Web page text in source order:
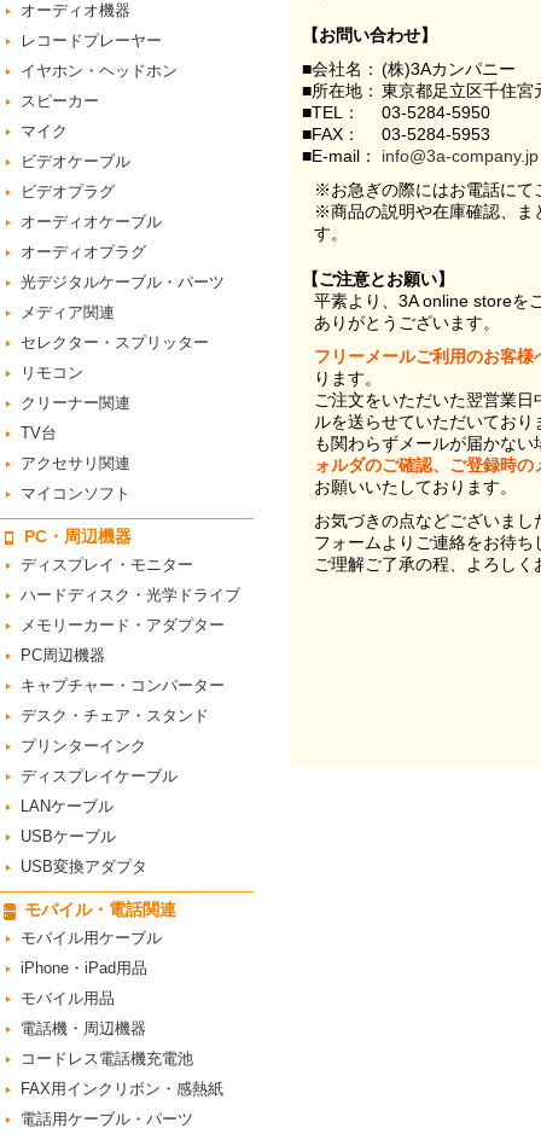
【お問い合わせ】
■会社名： (株)3Aカンパニー
■所在地： 東京都足立区千住
■TEL：
03-5284-5950
■FAX：
03-5284-5953
■E-mail：
info@3a-company.jp
※お急ぎの際にはお電話にて
※商品の説明や在庫確認、ま
す。
【ご注意とお願い】
平素より、3A online storeを
ありがとうございます。
フリーメールご利用のお客様
ります。
ご注文をいただいた翌営業
ルを送らせていただいてお
も関わらずメールが届かない
ォルダのご確認、ご登録時
お願いいたしております。
お気づきの点などございま
フォームよりご連絡をお待ち
ご理解ご了承の程、よろし
オーディオ機器
レコードプレーヤー
イヤホン・ヘッドホン
スピーカー
マイク
ビデオケーブル
ビデオプラグ
オーディオケーブル
オーディオプラグ
光デジタルケーブル・パーツ
メディア関連
セレクター・スプリッター
リモコン
クリーナー関連
TV台
アクセサリ関連
マイコンソフト
PC・周辺機器
ディスプレイ・モニター
ハードディスク・光学ドライブ
メモリーカード・アダプター
PC周辺機器
キャプチャー・コンバーター
デスク・チェア・スタンド
プリンターインク
ディスプレイケーブル
LANケーブル
USBケーブル
USB変換アダプタ
モバイル・電話関連
モバイル用ケーブル
iPhone・iPad用品
モバイル用品
電話機・周辺機器
コードレス電話機充電池
FAX用インクリボン・感熱紙
電話用ケーブル・パーツ